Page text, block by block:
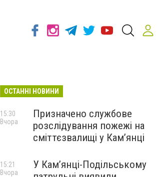
ОСТАННІ НОВИНИ
Призначено службове
розслідування пожежі на
сміттєзвалищі у Кам’янці
15:30
Вчора
У Кам’янці-Подільському
15:21
Вчора